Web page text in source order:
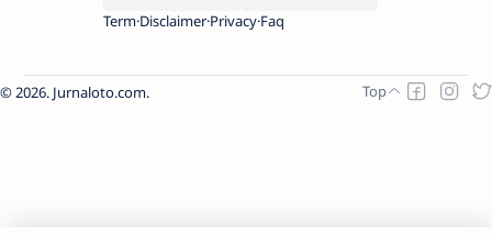
Term Disclaimer Privacy Faq
2026. Jurnaloto.com.